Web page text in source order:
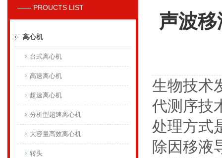
贝克曼库尔特国际贸易（上海）有限公司
—— PROUCTS LIST
离心机
台式离心机
高速离心机
超速离心机
分析型超速离心机
大容量高效离心机
转头
声波
生物技术
代测序技
处理方式
除因移液